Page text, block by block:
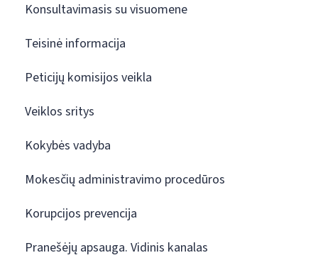
Konsultavimasis su visuomene
Teisinė informacija
Peticijų komisijos veikla
Veiklos sritys
Kokybės vadyba
Mokesčių administravimo procedūros
Korupcijos prevencija
Pranešėjų apsauga. Vidinis kanalas